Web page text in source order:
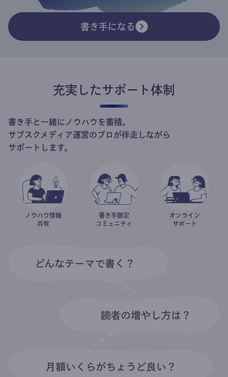
書き手になる
充実したサポート体制
書き手と一緒にノウハウを蓄積。
サブスクメディア運営のプロが伴走しながら
サポートします。
ノウハウ情報
共有
書き手限定
コミュニティ
オンライン
サポート